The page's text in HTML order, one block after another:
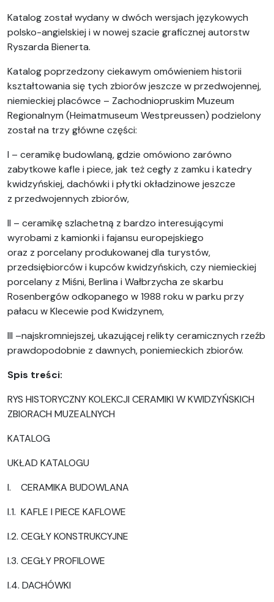
Katalog został wydany w dwóch wersjach językowych
polsko-angielskiej i w nowej szacie graficznej autorstw
Ryszarda Bienerta.
Katalog poprzedzony ciekawym omówieniem historii
kształtowania się tych zbiorów jeszcze w przedwojennej,
niemieckiej placówce – Zachodniopruskim Muzeum
Regionalnym (Heimatmuseum Westpreussen) podzielony
został na trzy główne części:
I – ceramikę budowlaną, gdzie omówiono zarówno
zabytkowe kafle i piece, jak też cegły z zamku i katedry
kwidzyńskiej, dachówki i płytki okładzinowe jeszcze
z przedwojennych zbiorów,
II – ceramikę szlachetną z bardzo interesującymi
wyrobami z kamionki i fajansu europejskiego
oraz z porcelany produkowanej dla turystów,
przedsiębiorców i kupców kwidzyńskich, czy niemieckiej
porcelany z Miśni, Berlina i Wałbrzycha ze skarbu
Rosenbergów odkopanego w 1988 roku w parku przy
pałacu w Klecewie pod Kwidzynem,
III –najskromniejszej, ukazującej relikty ceramicznych rzeźb
prawdopodobnie z dawnych, poniemieckich zbiorów.
Spis treści:
RYS HISTORYCZNY KOLEKCJI CERAMIKI W KWIDZYŃSKICH
ZBIORACH MUZEALNYCH
KATALOG
UKŁAD KATALOGU
I. CERAMIKA BUDOWLANA
I.1. KAFLE I PIECE KAFLOWE
I.2. CEGŁY KONSTRUKCYJNE
I.3. CEGŁY PROFILOWE
I.4. DACHÓWKI